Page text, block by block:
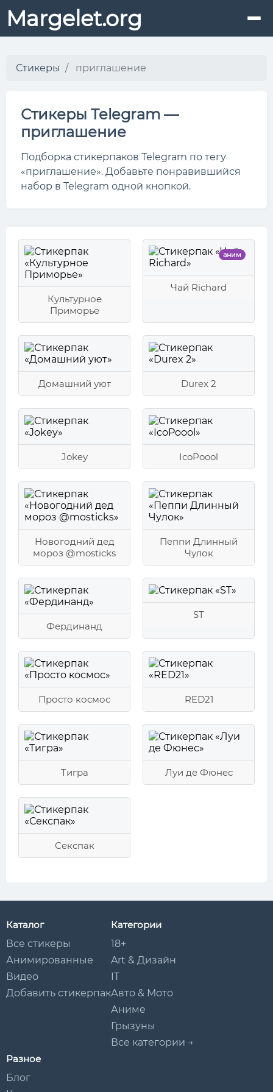
Margelet.org
Стикеры приглашение
Стикеры Telegram —
приглашение
Подборка стикерпаков Telegram по тегу
«приглашение». Добавьте понравившийся
набор в Telegram одной кнопкой.
Культурное
Приморье
аним
Чай Richard
Домашний уют Durex 2
Jokey IcoPoool
Новогодний дед
мороз @mosticks
Пеппи Длинный
Чулок
Фердинанд
ST
Просто космос RED21
Тигра Луи де Фюнес
Секспак
Каталог
Все стикеры
Анимированные
Видео
Добавить стикерпак
Категории
18+
Art & Дизайн
IT
Авто & Мото
Аниме
Грызуны
Все категории →
Разное
Блог